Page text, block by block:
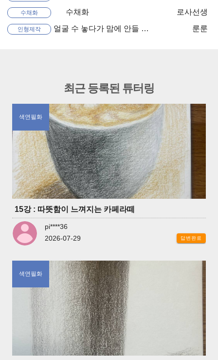
수채화 수채화 로사선생
인형제작 얼굴 수 놓다가 맘에 안들 때. 질문있습니다! 룬룬
최근 등록된 튜터링
색연필화
15강 : 따뜻함이 느껴지는 카페라떼
pi****36
2026-07-29
답변완료
색연필화